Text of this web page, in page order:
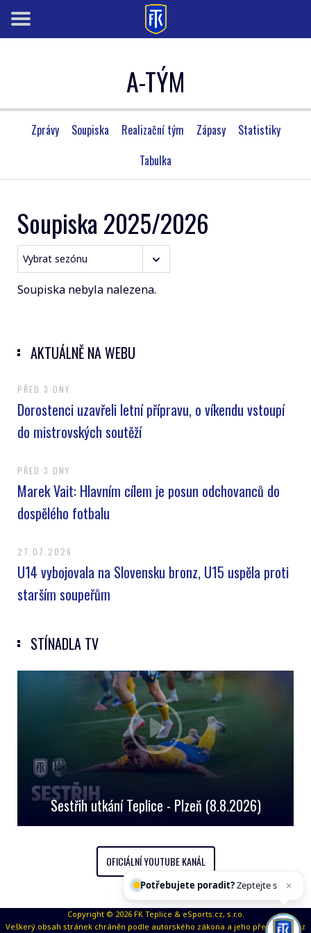
A-TÝM
Zprávy Soupiska Realizační tým Zápasy
Statistiky
Tabulka
Soupiska 2025/2026
Soupiska nebyla nalezena.
AKTUÁLNĚ NA WEBU
PŘED 3 DNY
Dorostenci uzavřeli letní přípravu, o víkendu vstoupí
do mistrovských soutěží
PŘED 3 DNY
Marek Vait: Hlavním cílem je posun odchovanců do
dospělého fotbalu
27.07.2026
U14 vybojovala na Slovensku bronz, U15 uspěla proti
starším soupeřům
STÍNADLA TV
Sestřih utkání Teplice - Plzeň (8.8.2026)
OFICIÁLNÍ YOUTUBE KANÁL
Copyright © 2026 FK Teplice & eSports.cz, s.r.o.
Veškerý obsah stránek chráněn podle autorského zákona a jeho přejímaní bez
Potřebujete poradit?Zeptejte se naš